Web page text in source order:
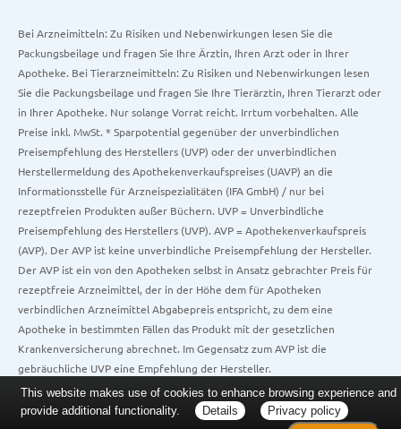
Bei Arzneimitteln: Zu Risiken und Nebenwirkungen lesen Sie die
Packungsbeilage und fragen Sie Ihre Ärztin, Ihren Arzt oder in Ihrer
Apotheke. Bei Tierarzneimitteln: Zu Risiken und Nebenwirkungen lesen
Sie die Packungsbeilage und fragen Sie Ihre Tierärztin, Ihren Tierarzt oder
in Ihrer Apotheke. Nur solange Vorrat reicht. Irrtum vorbehalten. Alle
Preise inkl. MwSt. * Sparpotential gegenüber der unverbindlichen
Preisempfehlung des Herstellers (UVP) oder der unverbindlichen
Herstellermeldung des Apothekenverkaufspreises (UAVP) an die
Informationsstelle für Arzneispezialitäten (IFA GmbH) / nur bei
rezeptfreien Produkten außer Büchern. UVP = Unverbindliche
Preisempfehlung des Herstellers (UVP). AVP = Apothekenverkaufspreis
(AVP). Der AVP ist keine unverbindliche Preisempfehlung der Hersteller.
Der AVP ist ein von den Apotheken selbst in Ansatz gebrachter Preis für
rezeptfreie Arzneimittel, der in der Höhe dem für Apotheken
verbindlichen Arzneimittel Abgabepreis entspricht, zu dem eine
Apotheke in bestimmten Fällen das Produkt mit der gesetzlichen
Krankenversicherung abrechnet. Im Gegensatz zum AVP ist die
gebräuchliche UVP eine Empfehlung der Hersteller.
This website makes use of cookies to enhance browsing experience and
provide additional functionality.
Details
Privacy policy